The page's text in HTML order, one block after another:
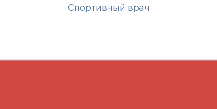
Спортивный врач